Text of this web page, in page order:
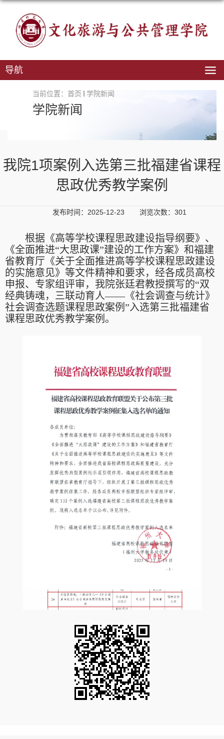
导航
当前位置： 首页 学院新闻
学院新闻
我院1项案例入选第三批福建省课程
思政优秀教学案例
发布时间：2025-12-23 浏览次数： 301
根据《高等学校课程思政建设指导纲要》、
《全面推进“大思政课”建设的工作方案》和福建
省教育厅《关于全面推进高等学校课程思政建设
的实施意见》等文件精神和要求，经各成员高校
申报、专家组评审，我院张廷君教授撰写的“双
经典铸魂，三联动育人——《社会调查与统计》
社会调查选题课程思政案例”入选第三批福建省
课程思政优秀教学案例。